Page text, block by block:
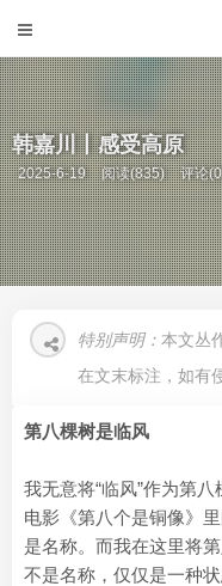
韩嘉川丨感受高原
2025-6-19 阅读(835) 评论
特别声明： 本文丛
在文末标注，如有
第八棵树是临风
我无意将“临风”作为第
电影《第八个是铜像》
是名称。而我在这里将
不是名称，仅仅是一种状